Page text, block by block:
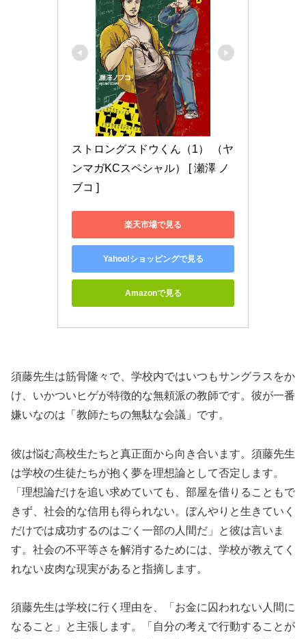
ストロングスドウくん（1） （ヤ
ンマガKCスペシャル） [ 瀬澤 ノ
ブコ ]
楽天市場で見る
Yahoo!ショッピングで見る
Amazonで見る
須藤先生は筋骨隆々で、学校内ではいつもサングラスをか
け、いかついヒゲが特徴的な無頼派の教師です。彼が一番
嫌いなのは「教師たちの無駄な会議」です。
彼は悩む高校生たちと真正面から向き合います。須藤先生
は学校の生徒たちが抱く夢を理想論として否定します。
「理想論だけを追い求めていても、部屋を借りることもで
きず、社会的な信用も得られない。ぼんやりと生きていく
だけでは成功するのはごく一部の人間だ」と彼は言いま
す。社会の不平等さを解消するためには、学校が教えてく
れない皮肉な現実があると指摘します。
須藤先生は学校に行く理由を、「お金に囚われない人間に
なること」と主張します。「自分の考えで行動することが